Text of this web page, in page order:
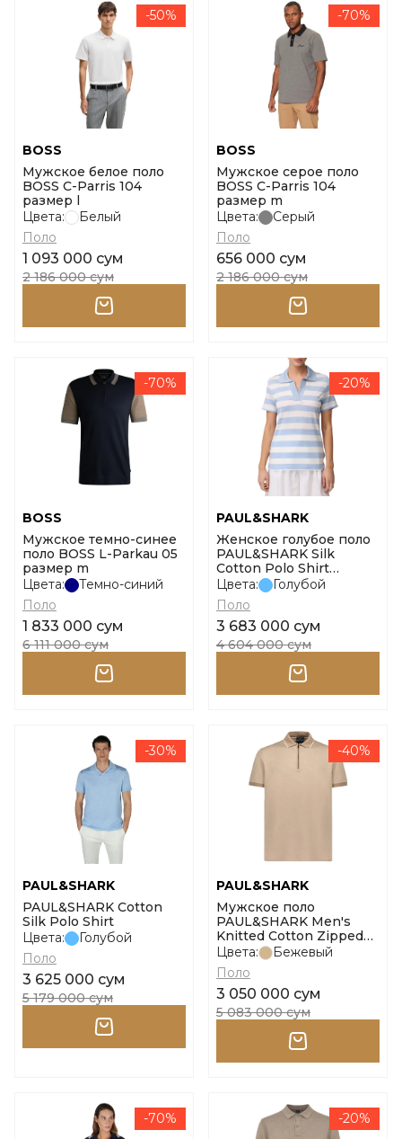
-50%
BOSS
Мужское белое поло
BOSS C-Parris 104
размер l
Цвета:
Белый
Поло
1 093 000 сум
2 186 000 сум
-70%
BOSS
Мужское серое поло
BOSS C-Parris 104
размер m
Цвета:
Серый
Поло
656 000 сум
2 186 000 сум
-70%
BOSS
Мужское темно-синее
поло BOSS L-Parkau 05
размер m
Цвета:
Темно-синий
Поло
1 833 000 сум
6 111 000 сум
-20%
PAUL&SHARK
Женское голубое поло
PAUL&SHARK Silk
Cotton Polo Shirt
размер s
Цвета:
Голубой
Поло
3 683 000 сум
4 604 000 сум
-30%
PAUL&SHARK
PAUL&SHARK Cotton
Silk Polo Shirt
Цвета:
Голубой
Поло
3 625 000 сум
5 179 000 сум
-40%
PAUL&SHARK
Мужское поло
PAUL&SHARK Men's
Knitted Cotton Zipped
Polo Shirt размер l
Цвета:
Бежевый
Поло
3 050 000 сум
5 083 000 сум
-70% -20%